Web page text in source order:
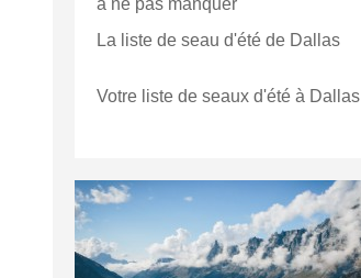
à ne pas manquer
La liste de seau d'été de Dallas
Votre liste de seaux d'été à Dallas